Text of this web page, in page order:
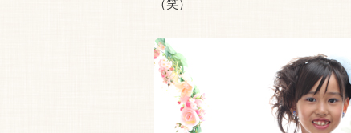
（笑）